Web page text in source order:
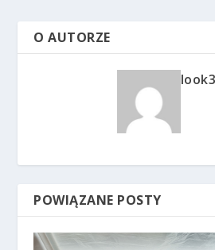
O AUTORZE
POWIĄZANE POSTY